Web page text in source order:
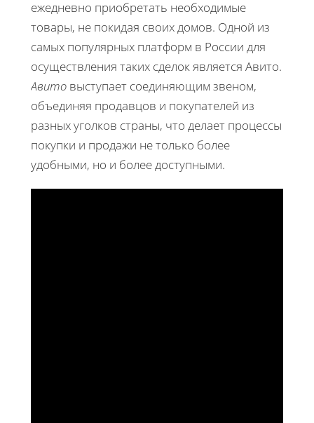
ежедневно приобретать необходимые
товары, не покидая своих домов. Одной из
самых популярных платформ в России для
осуществления таких сделок является Авито.
Авито выступает соединяющим звеном,
объединяя продавцов и покупателей из
разных уголков страны, что делает процессы
покупки и продажи не только более
удобными, но и более доступными.